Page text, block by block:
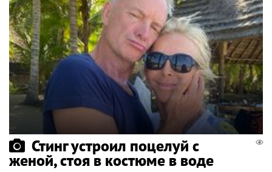
Стинг устроил поцелуй с
женой, стоя в костюме в воде